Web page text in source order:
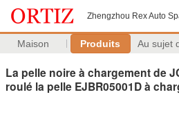
Zhengzhou Rex Auto
Maison Produits Au sujet
La pelle noire à chargement de
roulé la pelle EJBR05001D à